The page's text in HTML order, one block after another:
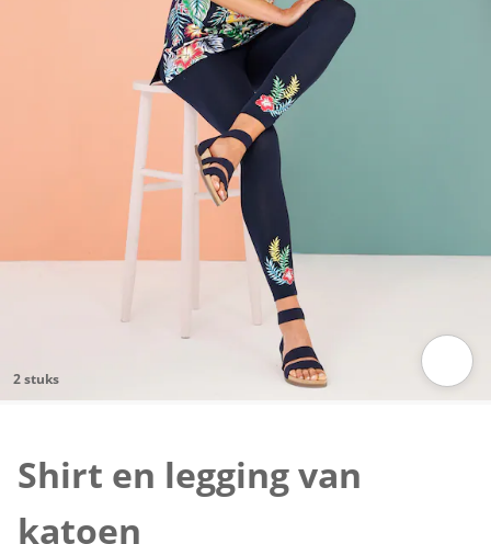
2 stuks
Shirt en legging van
katoen